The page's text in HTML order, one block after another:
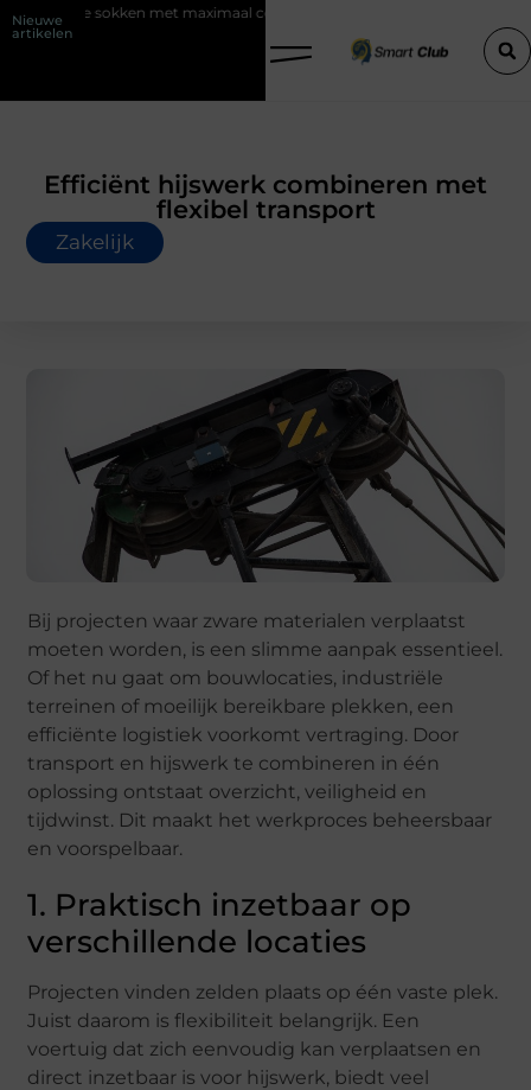
Nieuwe
artikelen
maximaal comfort Fysio Bleiswijk: professionele ondersteuning
Efficiënt hijswerk combineren met
flexibel transport
Zakelijk
Bij projecten waar zware materialen verplaatst
moeten worden, is een slimme aanpak essentieel.
Of het nu gaat om bouwlocaties, industriële
terreinen of moeilijk bereikbare plekken, een
efficiënte logistiek voorkomt vertraging. Door
transport en hijswerk te combineren in één
oplossing ontstaat overzicht, veiligheid en
tijdwinst. Dit maakt het werkproces beheersbaar
en voorspelbaar.
1. Praktisch inzetbaar op
verschillende locaties
Projecten vinden zelden plaats op één vaste plek.
Juist daarom is flexibiliteit belangrijk. Een
voertuig dat zich eenvoudig kan verplaatsen en
direct inzetbaar is voor hijswerk, biedt veel